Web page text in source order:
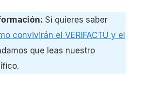
Si quieres saber
convivirán el VERIFACTU y el
que leas nuestro